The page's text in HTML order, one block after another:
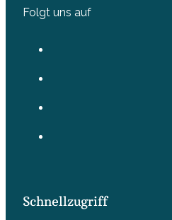
Folgt uns auf
Schnellzugriff